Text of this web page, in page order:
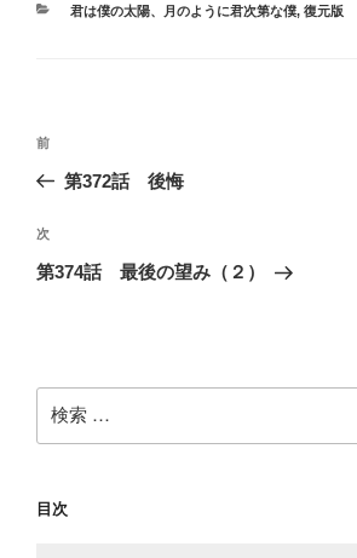
カ
君は僕の太陽、月のように君次第な僕, 復元版
投
ビ
ゲ
ン
過
去
投
稿
前
第372話 後悔
次
の
次
第374話 最後の望み（２）
索:
目次